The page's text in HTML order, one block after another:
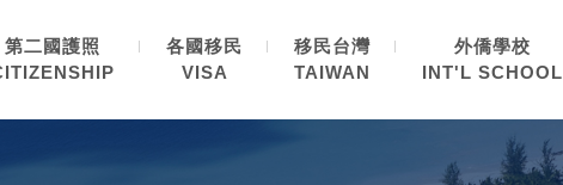
第二國護照
各國移民
VISA
移民台灣
TAIWAN
外僑學校
INT'L SCHOOL